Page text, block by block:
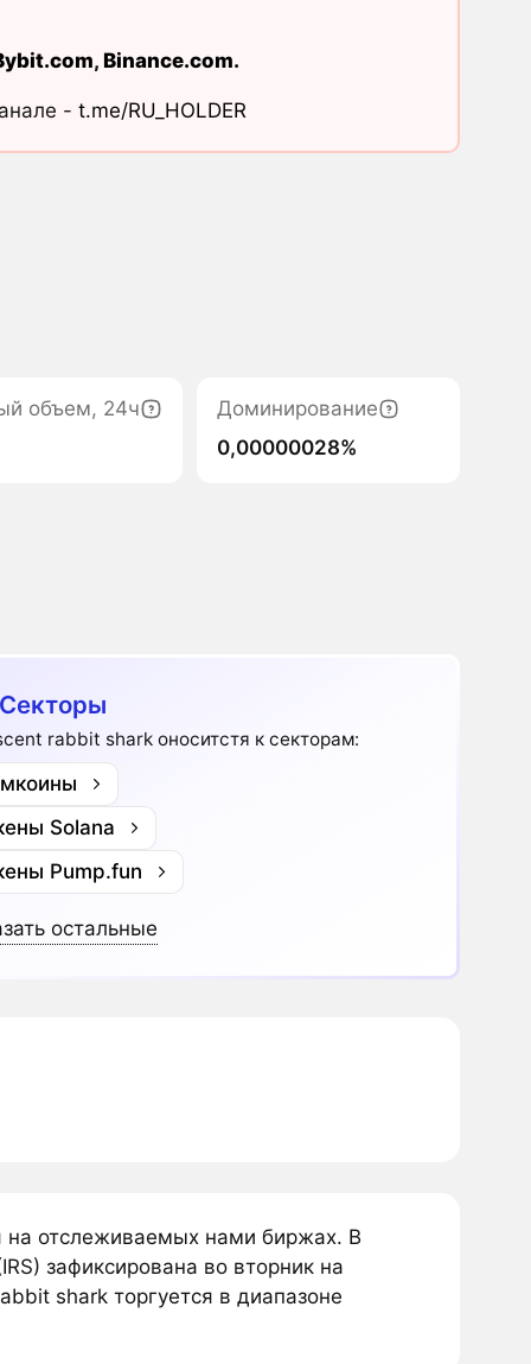
, Binance.com.
- t.me/RU_HOLDER
объем, 24ч
Доминирование
0,00000028%
rabbit shark оноситстя к секторам:
Solana
Pump.fun
остальные
на отслеживаемых нами биржах. В
зафиксирована во вторник на
shark торгуется в диапазоне